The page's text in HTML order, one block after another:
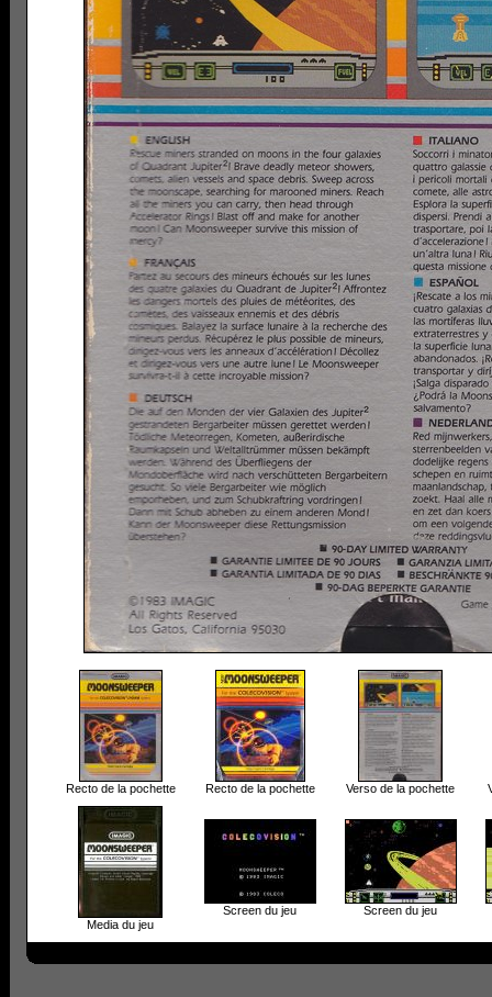
Recto de la pochette Recto de la pochette Verso de la pochette
Media du jeu
Screen du jeu Screen du jeu